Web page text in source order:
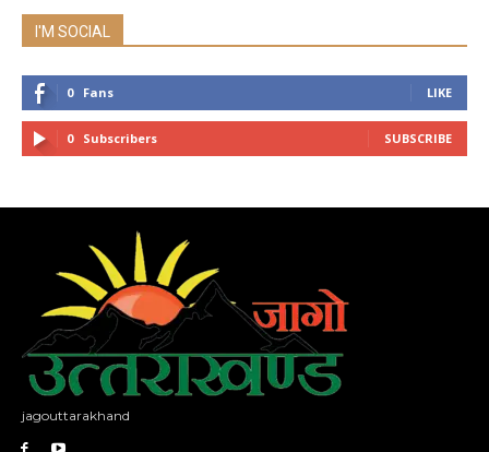
I'M SOCIAL
0 Fans LIKE
0 Subscribers SUBSCRIBE
jagouttarakhand